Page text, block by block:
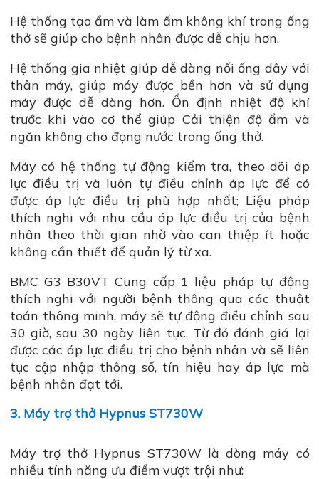
Hệ thống tạo ẩm và làm ấm không khí trong ống
thở sẽ giúp cho bệnh nhân được dễ chịu hơn.
Hệ thống gia nhiệt giúp dễ dàng nối ống dây với
thân máy, giúp máy được bền hơn và sử dụng
máy được dễ dàng hơn. Ổn định nhiệt độ khí
trước khi vào cơ thể giúp Cải thiện độ ẩm và
ngăn không cho đọng nước trong ống thở.
Máy có hệ thống tự động kiểm tra, theo dõi áp
lực điều trị và luôn tự điều chỉnh áp lực để có
được áp lực điều trị phù hợp nhất; Liệu pháp
thích nghi với nhu cầu áp lực điều trị của bệnh
nhân theo thời gian nhờ vào can thiệp ít hoặc
không cần thiết để quản lý từ xa.
BMC G3 B30VT Cung cấp 1 liệu pháp tự động
thích nghi với người bệnh thông qua các thuật
toán thông minh, máy sẽ tự động điều chỉnh sau
30 giờ, sau 30 ngày liên tục. Từ đó đánh giá lại
được các áp lực điều trị cho bệnh nhân và sẽ liên
tục cập nhập thông số, tín hiệu hay áp lực mà
bệnh nhân đạt tới.
3. Máy trợ thở Hypnus ST730W
Máy trợ thở Hypnus ST730W là dòng máy có
nhiều tính năng ưu điểm vượt trội như: